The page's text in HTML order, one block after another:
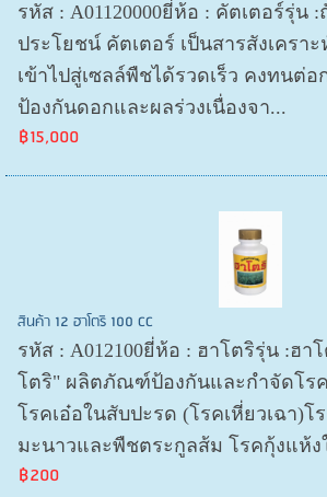
รหัส : A01120000ยี่ห้อ : คัตเตอร์รุ่น :
ประโยชน์ คัตเตอร์ เป็นสารสังเครา
เข้าไปสู่เซลล์พืชได้รวดเร็ว คงทนต่อ
ป้องกันดอกและผลร่วงเนื่องจา...
฿15,000
สินค้า 12 ฮาโตริ 100 CC
รหัส : A012100ยี่ห้อ : ฮาโตริรุ่น :ฮาโ
โตริ" ผลิตภัณฑ์ป้องกันและกำจัดโร
โรคเอ๋อในสับปะรด (โรคเหี่ยวเฉา)โ
มะนาวและพืชตระกูลส้ม โรคกุ้งแห้ง
฿200